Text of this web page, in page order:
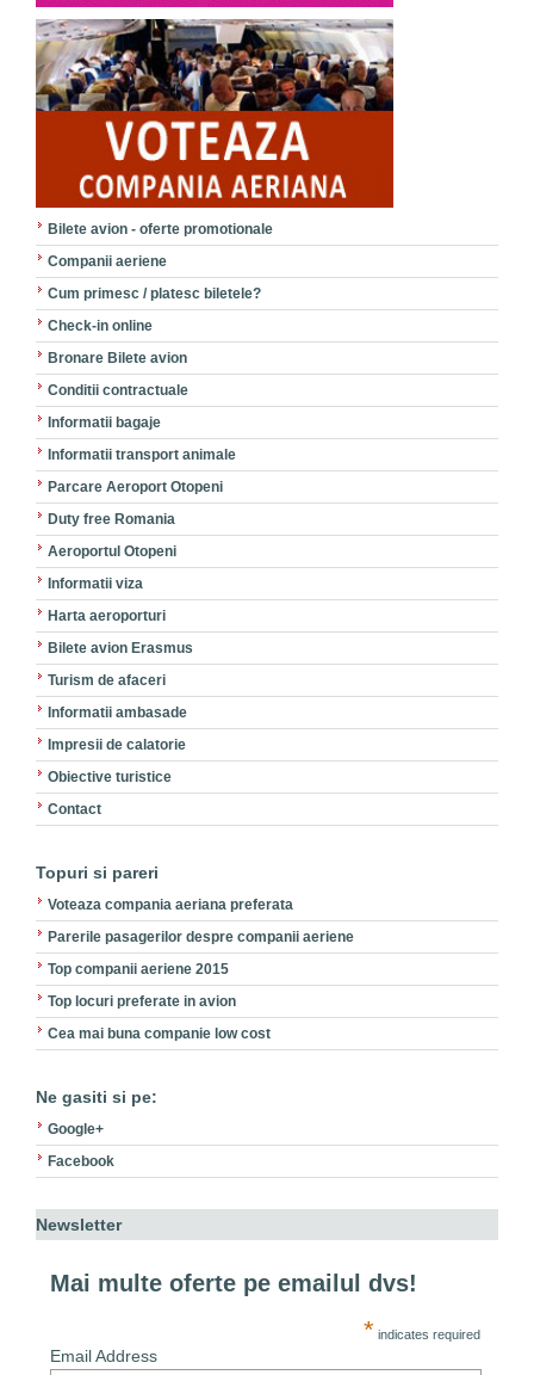
Bilete avion - oferte promotionale
Companii aeriene
Cum primesc / platesc biletele?
Check-in online
Bronare Bilete avion
Conditii contractuale
Informatii bagaje
Informatii transport animale
Parcare Aeroport Otopeni
Duty free Romania
Aeroportul Otopeni
Informatii viza
Harta aeroporturi
Bilete avion Erasmus
Turism de afaceri
Informatii ambasade
Impresii de calatorie
Obiective turistice
Contact
Topuri si pareri
Voteaza compania aeriana preferata
Parerile pasagerilor despre companii aeriene
Top companii aeriene 2015
Top locuri preferate in avion
Cea mai buna companie low cost
Ne gasiti si pe:
Google+
Facebook
Newsletter
Mai multe oferte pe emailul dvs!
* indicates required
Email Address